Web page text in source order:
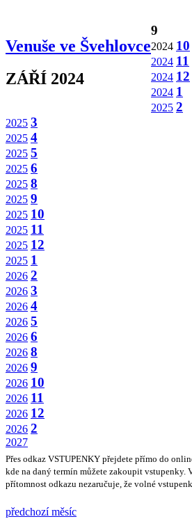
Venuše ve Švehlovce
ZÁŘÍ 2024
9
2024 10
2024 11
2024 12
2024 1
2025 2
2025 3
2025 4
2025 5
2025 6
2025 8
2025 9
2025 10
2025 11
2025 12
2025 1
2026 2
2026 3
2026 4
2026 5
2026 6
2026 8
2026 9
2026 10
2026 11
2026 12
2026 2
2027
Přes odkaz VSTUPENKY přejdete přímo do
kde na daný termín můžete zakoupit vstupenky.
přítomnost odkazu nezaručuje, že volné
předchozí měsíc